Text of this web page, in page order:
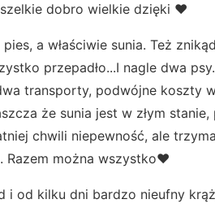
dobro wielkie dzięki ❤️
a właściwie sunia. Też
przepadło...I nagle dwa
transporty, podwójne koszty
że sunia jest w złym
chwili niepewność, ale
Razem można wszystko❤️
i od kilku dni bardzo nieufny